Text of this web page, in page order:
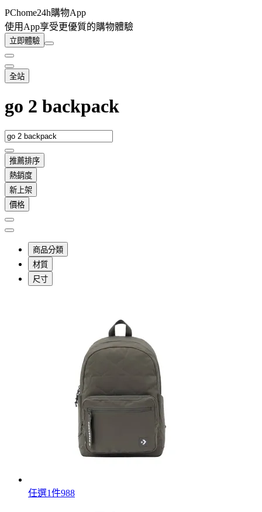
PChome24h購物App
使用App享受更優質的購物體驗
立即體驗
全站
go 2 backpack
推薦排序
熱銷度
新上架
價格
商品分類
材質
尺寸
任選1件988